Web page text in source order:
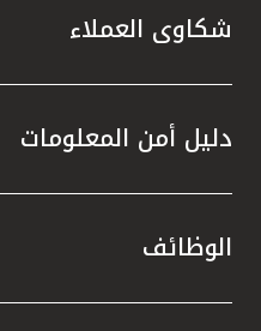
شكاوى العملاء
دليل أمن المعلومات
الوظائف